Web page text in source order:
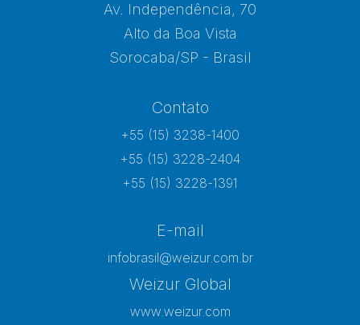
Av. Independência, 70
Alto da Boa Vista
Sorocaba/SP - Brasil
Contato
+55 (15) 3238-1400
+55 (15) 3228-2404
+55 (15) 3228-1391
E-mail
infobrasil@weizur.com.br
Weizur Global
www.weizur.com